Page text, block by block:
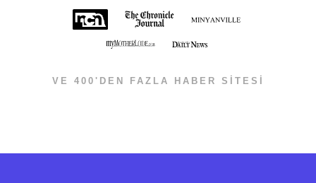
VE 400'DEN FAZLA HABER SİTESİ